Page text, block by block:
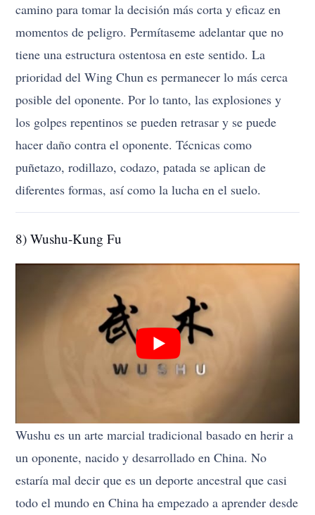
camino para tomar la decisión más corta y eficaz en
momentos de peligro. Permítaseme adelantar que no
tiene una estructura ostentosa en este sentido. La
prioridad del Wing Chun es permanecer lo más cerca
posible del oponente. Por lo tanto, las explosiones y
los golpes repentinos se pueden retrasar y se puede
hacer daño contra el oponente. Técnicas como
puñetazo, rodillazo, codazo, patada se aplican de
diferentes formas, así como la lucha en el suelo.
8) Wushu-Kung Fu
Wushu es un arte marcial tradicional basado en herir a
un oponente, nacido y desarrollado en China. No
estaría mal decir que es un deporte ancestral que casi
todo el mundo en China ha empezado a aprender desde